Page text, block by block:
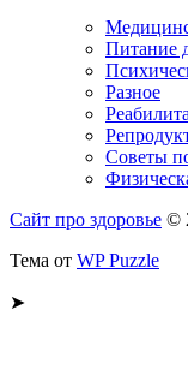
Питание
Разное
Советы
Сайт про здоровье ©
Тема от WP Puzzle
➤